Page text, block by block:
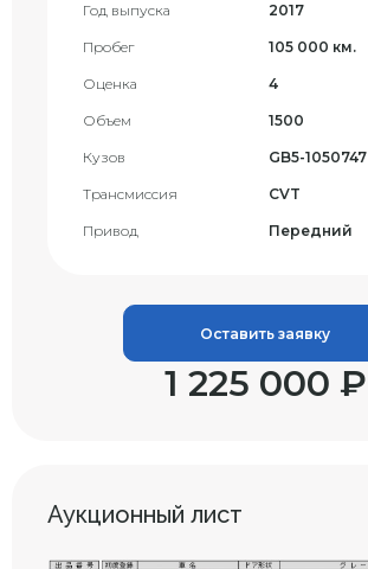
Год выпуска 2017
Пробег 105 000 км.
Оценка 4
Объем 1500
Кузов GB5-1050747
Трансмиссия CVT
Привод Передний
Оставить заявку
1 225 000 ₽
Аукционный лист